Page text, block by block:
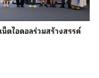
ตไอดอลร่วมสร้างสรรค์